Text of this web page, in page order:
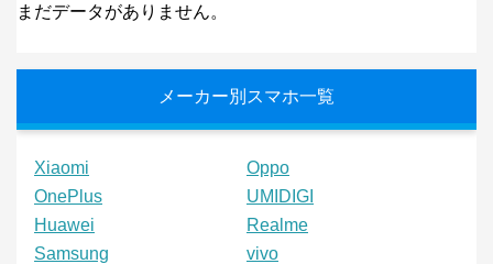
まだデータがありません。
メーカー別スマホ一覧
Xiaomi
Oppo
OnePlus
UMIDIGI
Huawei
Realme
Samsung
vivo